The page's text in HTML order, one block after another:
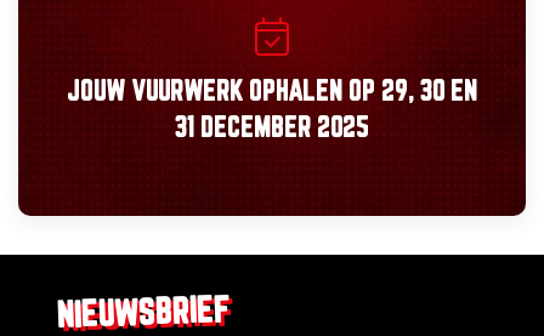
JOUW VUURWERK OPHALEN OP 29, 30 EN
31 DECEMBER 2025
NIEUWSBRIEF